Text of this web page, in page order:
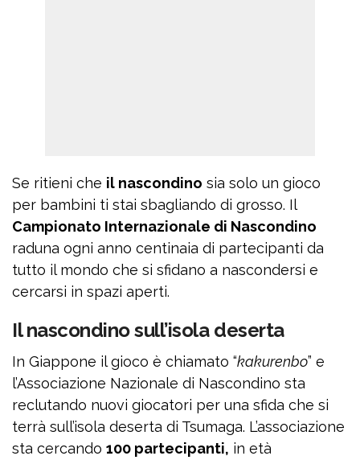
Se ritieni che il nascondino sia solo un gioco
per bambini ti stai sbagliando di grosso. Il
Campionato Internazionale di Nascondino
raduna ogni anno centinaia di partecipanti da
tutto il mondo che si sfidano a nascondersi e
cercarsi in spazi aperti.
Il nascondino sull’isola deserta
In Giappone il gioco è chiamato “kakurenbo” e
l’Associazione Nazionale di Nascondino sta
reclutando nuovi giocatori per una sfida che si
terrà sull’isola deserta di Tsumaga. L’associazione
sta cercando 100 partecipanti, in età